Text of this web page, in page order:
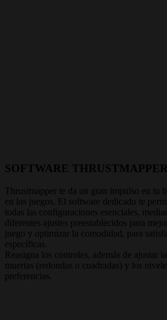
SOFTWARE
Thrustmapper te da un gran impulso en tu
en los juegos. El software dedicado te
todas las configuraciones esenciales,
diferentes ajustes preestablecidos para
juego y optimizar la comodidad, para
específicas.
Reasigna los controles, además de ajustar
muertas (redondas o cuadradas) y los
preferencias.